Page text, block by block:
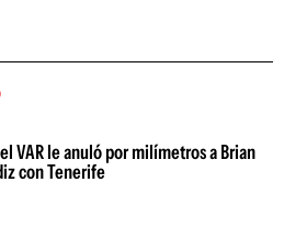
VAR le anuló por milímetros a Brian
con Tenerife